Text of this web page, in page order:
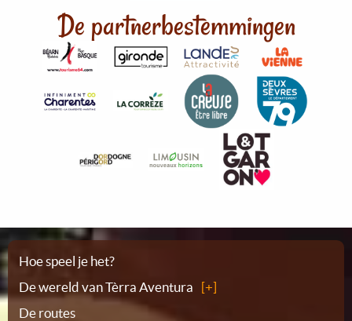
De partnerbestemmingen
Plattegrond
Hoe speel je het?
De wereld van Tèrra Aventura
De routes